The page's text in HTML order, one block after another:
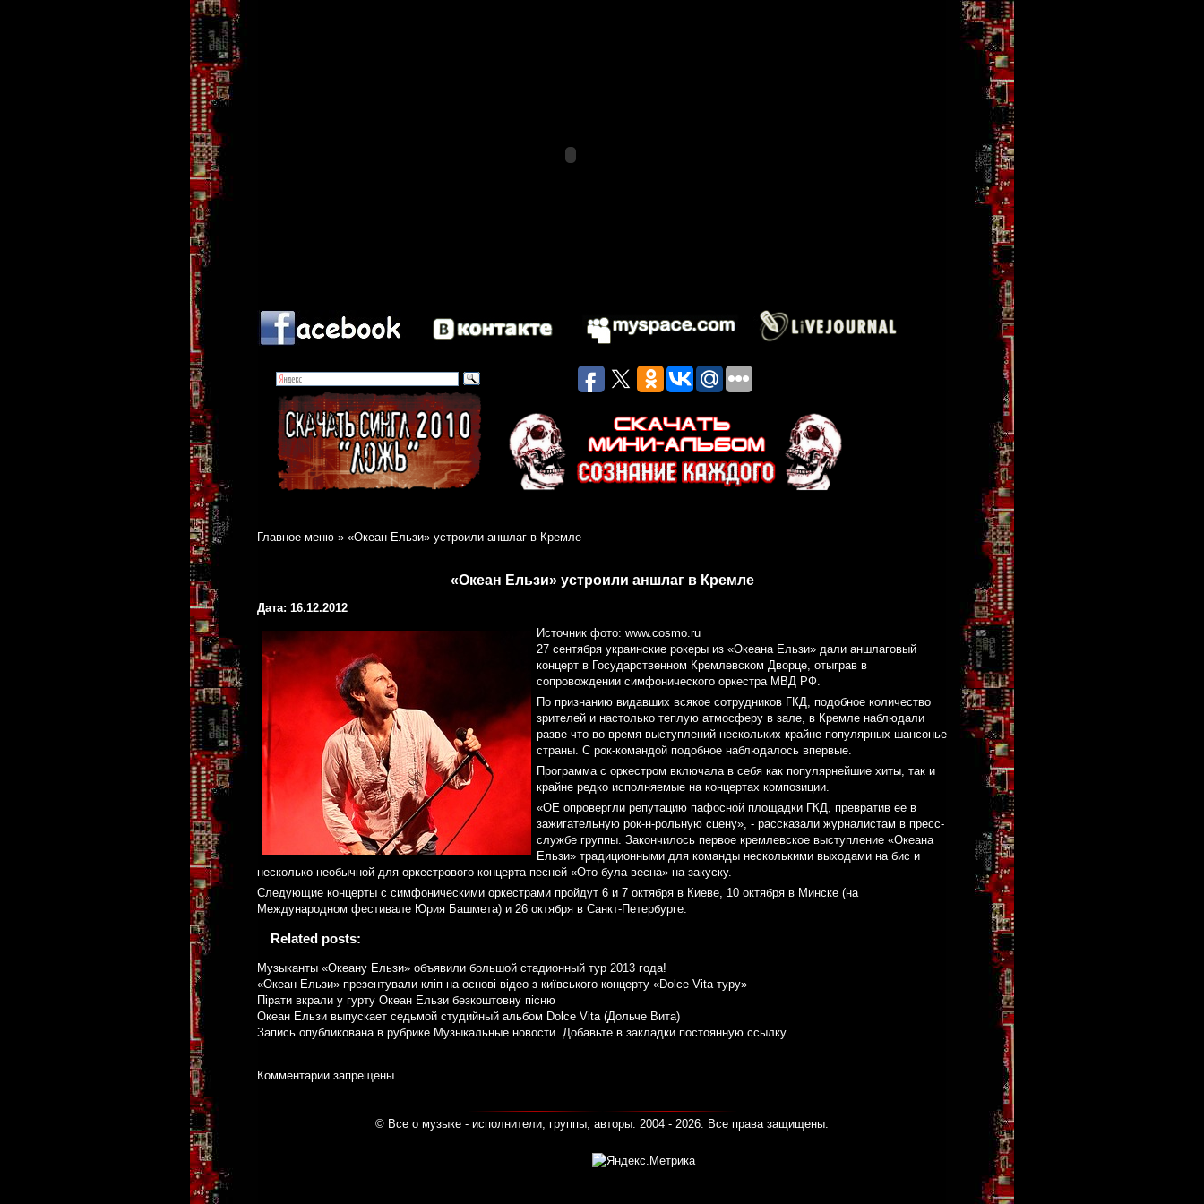
Главное меню » «Океан Ельзи» устроили аншлаг в Кремле
«Океан Ельзи» устроили аншлаг в Кремле
Дата: 16.12.2012
Источник фото: www.cosmo.ru
27 сентября украинские рокеры из «Океана Ельзи» дали аншлаговый
концерт в Государственном Кремлевском Дворце, отыграв в
сопровождении симфонического оркестра МВД РФ.
По признанию видавших всякое сотрудников ГКД, подобное количество
зрителей и настолько теплую атмосферу в зале, в Кремле наблюдали
разве что во время выступлений нескольких крайне популярных шансонье
страны. С рок-командой подобное наблюдалось впервые.
Программа с оркестром включала в себя как популярнейшие хиты, так и
крайне редко исполняемые на концертах композиции.
«ОЕ опровергли репутацию пафосной площадки ГКД, превратив ее в
зажигательную рок-н-рольную сцену», - рассказали журналистам в пресс-
службе группы. Закончилось первое кремлевское выступление «Океана
Ельзи» традиционными для команды несколькими выходами на бис и
несколько необычной для оркестрового концерта песней «Ото була весна» на закуску.
Следующие концерты с симфоническими оркестрами пройдут 6 и 7 октября в Киеве, 10 октября в Минске (на
Международном фестивале Юрия Башмета) и 26 октября в Санкт-Петербурге.
Related posts:
Музыканты «Океану Ельзи» объявили большой стадионный тур 2013 года!
«Океан Ельзи» презентували кліп на основі відео з київського концерту «Dolce Vita туру»
Пірати вкрали у гурту Океан Ельзи безкоштовну пісню
Океан Ельзи выпускает седьмой студийный альбом Dolce Vita (Дольче Вита)
Запись опубликована в рубрике Музыкальные новости. Добавьте в закладки постоянную ссылку.
Комментарии запрещены.
© Все о музыке - исполнители, группы, авторы. 2004 - 2026. Все права защищены.